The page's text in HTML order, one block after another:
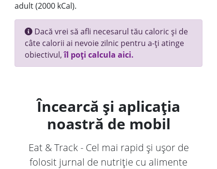
adult (2000 kCal).
Dacă vrei să afli necesarul tău caloric și de
câte calorii ai nevoie zilnic pentru a-ți atinge
obiectivul,îl poți calcula aici.
Încearcă și aplicația
noastră de mobil
Eat & Track - Cel mai rapid și ușor de
folosit jurnal de nutriție cu alimente